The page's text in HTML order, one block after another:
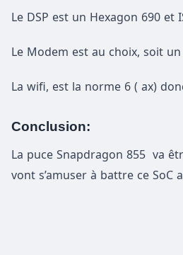
Le DSP est un Hexagon 690 et
Le Modem est au choix, soit
La wifi, est la norme 6 ( ax)
Conclusion:
La puce Snapdragon 855 va
vont s’amuser à battre ce SoC